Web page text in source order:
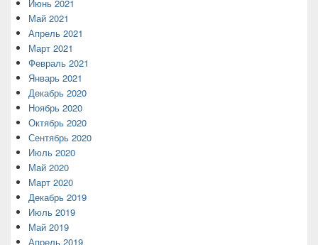
Июнь 2021
Май 2021
Апрель 2021
Март 2021
Февраль 2021
Январь 2021
Декабрь 2020
Ноябрь 2020
Октябрь 2020
Сентябрь 2020
Июль 2020
Май 2020
Март 2020
Декабрь 2019
Июль 2019
Май 2019
Апрель 2019